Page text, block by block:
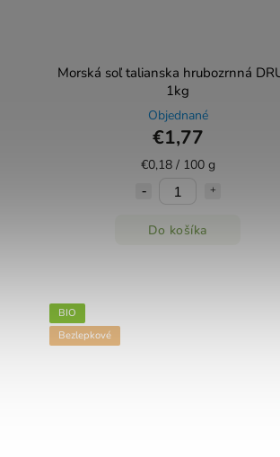
Morská soľ talianska hrubozrnná
1kg
Objednané
€1,77
€0,18 / 100 g
Do košíka
BIO
Bezlepkové